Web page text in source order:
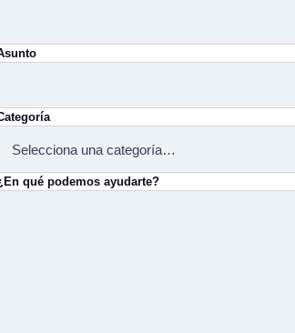
qué podemos ayudarte?